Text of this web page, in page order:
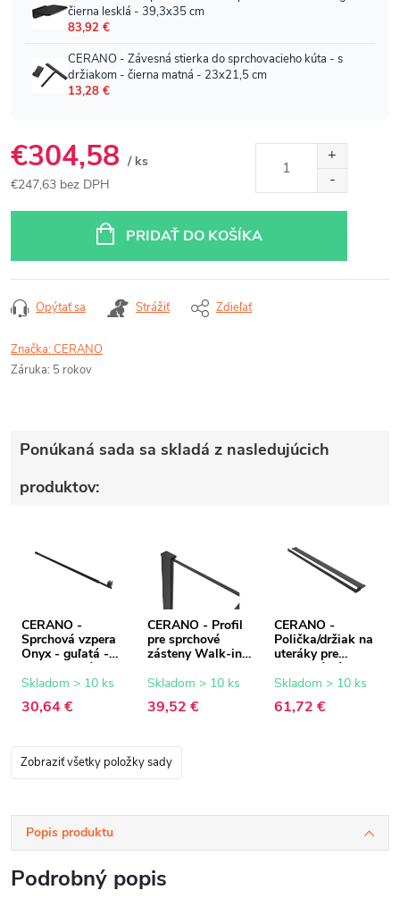
€304,58 / ks
€247,63 bez DPH
PRIDAŤ DO KOŠÍKA
Opýtať sa Strážiť Zdieľať
Značka:CERANO
Záruka: 5 rokov
Ponúkaná sada sa skladá z nasledujúcich
produktov:
CERANO -
Sprchová vzpera
Onyx - guľatá -
teleskopická -
čierna matná -
Skladom > 10 ks
30,64 €
CERANO - Profil
pre sprchové
zásteny Walk-in
čierna matná - 15
Skladom > 10 ks
39,52 €
CERANO -
Polička/držiak na
uteráky pre
sprchovú zástenu
Walk-In - 8-10
matná - 30 až
Skladom > 10 ks
61,72 €
Zobraziť všetky položky sady
Popis produktu
Podrobný popis